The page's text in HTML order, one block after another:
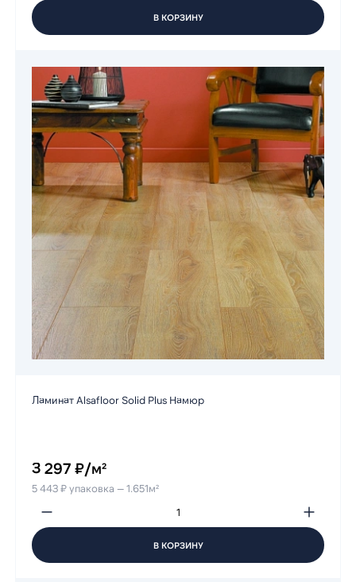
В КОРЗИНУ
Ламинат Alsafloor Solid Plus Намюр
3 297 ₽/м²
5 443 ₽ упаковка — 1.651м²
В КОРЗИНУ